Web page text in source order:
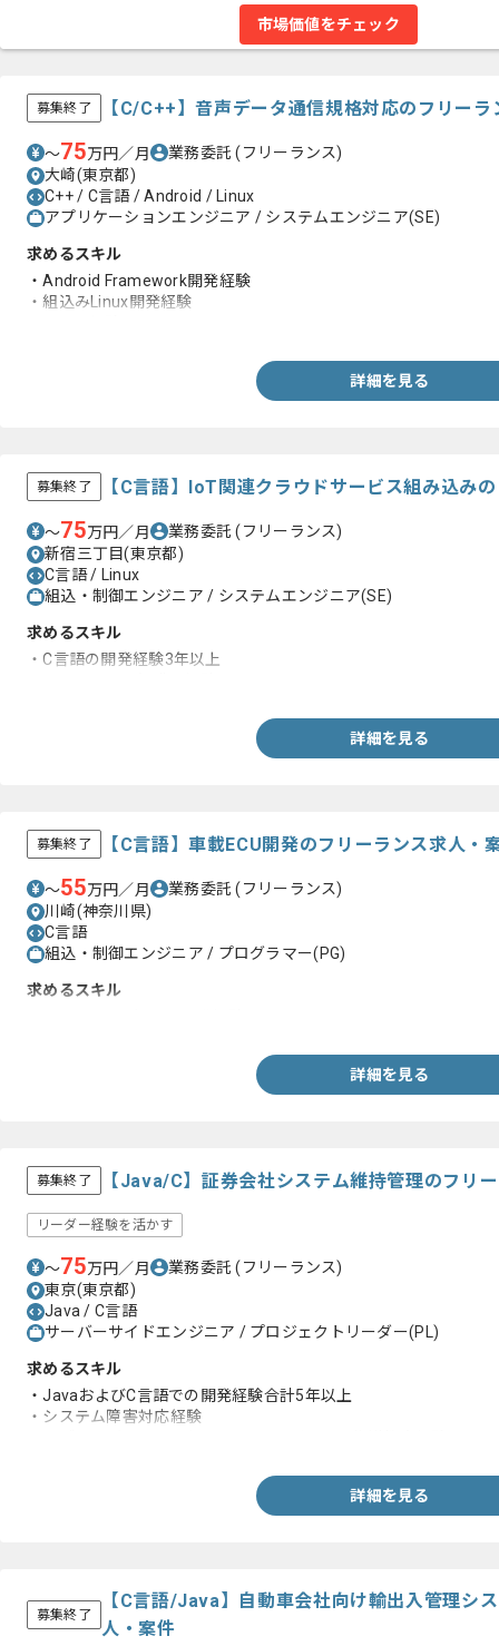
市場価値をチェック
募集終了 【C/C++】音声データ通信規格対応のフリー
〜75万円／月 業務委託(フリーランス)
大崎(東京都)
C++ / C言語 / Android / Linux
アプリケーションエンジニア / システムエンジニア(SE)
求めるスキル
・Android Framework開発経験
・組込みLinux開発経験
詳細を見る
募集終了 【C言語】IoT関連クラウドサービス組み込み
〜75万円／月 業務委託(フリーランス)
新宿三丁目(東京都)
C言語 / Linux
組込・制御エンジニア / システムエンジニア(SE)
求めるスキル
・C言語の開発経験3年以上
詳細を見る
募集終了 【C言語】車載ECU開発のフリーランス求人・
〜55万円／月 業務委託(フリーランス)
川崎(神奈川県)
C言語
組込・制御エンジニア / プログラマー(PG)
求めるスキル
詳細を見る
募集終了 【Java/C】証券会社システム維持管理のフリ
リーダー経験を活かす
〜75万円／月 業務委託(フリーランス)
東京(東京都)
Java / C言語
サーバーサイドエンジニア / プロジェクトリーダー(PL)
求めるスキル
・JavaおよびC言語での開発経験合計5年以上
・システム障害対応経験
詳細を見る
募集終了
【C言語/Java】自動車会社向け輸出入管理シ
人・案件